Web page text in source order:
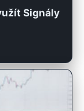
Signály